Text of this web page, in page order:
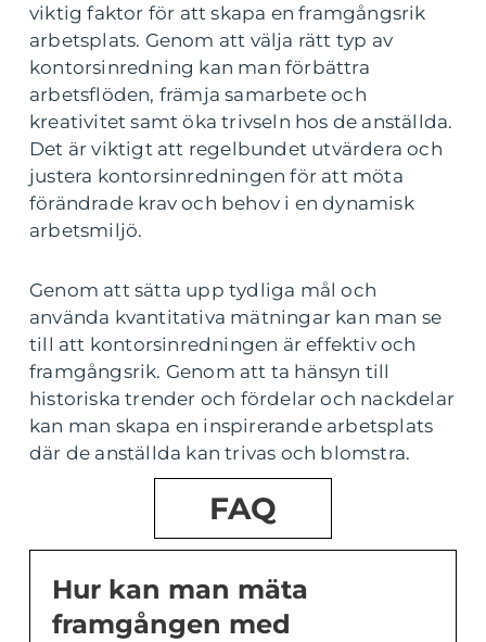
viktig faktor för att skapa en framgångsrik
arbetsplats. Genom att välja rätt typ av
kontorsinredning kan man förbättra
arbetsflöden, främja samarbete och
kreativitet samt öka trivseln hos de anställda.
Det är viktigt att regelbundet utvärdera och
justera kontorsinredningen för att möta
förändrade krav och behov i en dynamisk
arbetsmiljö.
Genom att sätta upp tydliga mål och
använda kvantitativa mätningar kan man se
till att kontorsinredningen är effektiv och
framgångsrik. Genom att ta hänsyn till
historiska trender och fördelar och nackdelar
kan man skapa en inspirerande arbetsplats
där de anställda kan trivas och blomstra.
FAQ
Hur kan man mäta
framgången med